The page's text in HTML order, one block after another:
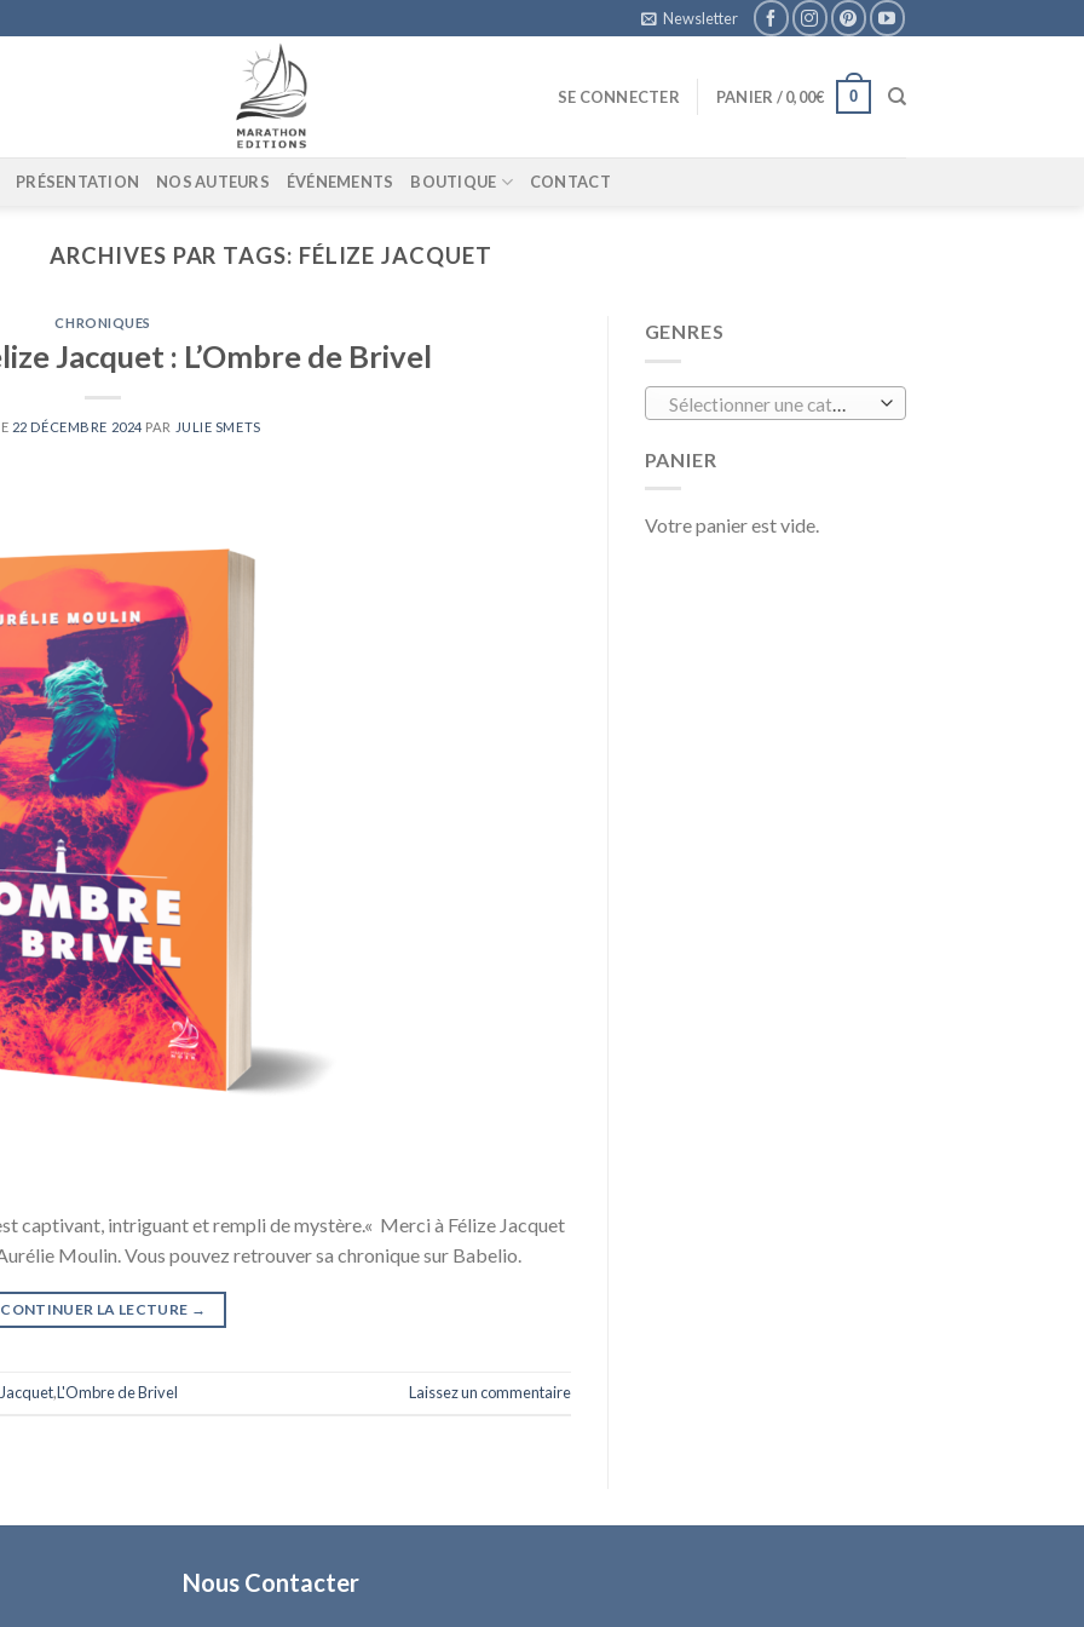
Newsletter
SE CONNECTER PANIER /0,00€ 0
PRÉSENTATION NOS AUTEURS ÉVÉNEMENTS BOUTIQUE CONTACT
ARCHIVES PAR TAGS: FÉLIZE JACQUET
CHRONIQUES
Jacquet : L’Ombre de Brivel
22 DÉCEMBRE 2024 PAR JULIE SMETS
captivant, intriguant et rempli de mystère.« Merci à Félize Jacquet
Moulin. Vous pouvez retrouver sa chronique sur Babelio.
CONTINUER LA LECTURE →
,L'Ombre de Brivel Laissez un commentaire
GENRES
Sélectionner une catégorie
PANIER
Votre panier est vide.
Nous Contacter